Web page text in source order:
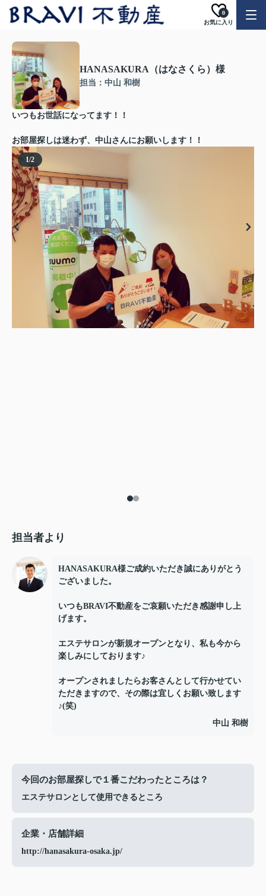
お気に入り
0
HANASAKURA（はなさくら）様
担当：中山 和樹
いつもお世話になってます！！
お部屋探しは迷わず、中山さんにお願いします！！
1/2
担当者より
HANASAKURA様ご成約いただき誠にありがとう
ございました。
いつもBRAVI不動産をご哀願いただき感謝申し上
げます。
エステサロンが新規オープンとなり、私も今から
楽しみにしております♪
オープンされましたらお客さんとして行かせてい
ただきますので、その際は宜しくお願い致します
♪(笑)
中山 和樹
今回のお部屋探しで１番こだわったところは？
エステサロンとして使用できるところ
企業・店舗詳細
http://hanasakura-osaka.jp/